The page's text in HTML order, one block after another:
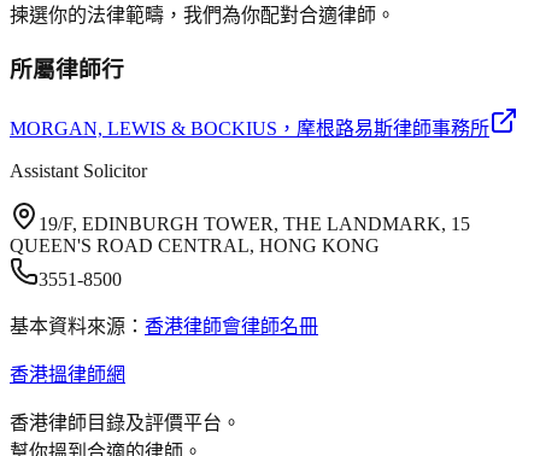
揀選你的法律範疇，我們為你配對合適律師。
所屬律師行
MORGAN, LEWIS & BOCKIUS ，摩根路易斯律師事務所
Assistant Solicitor
19/F, EDINBURGH TOWER, THE LANDMARK, 15
QUEEN'S ROAD CENTRAL, HONG KONG
3551-8500
基本資料來源： 香港律師會律師名冊
香港搵律師網
香港律師目錄及評價平台。
幫你搵到合適的律師。